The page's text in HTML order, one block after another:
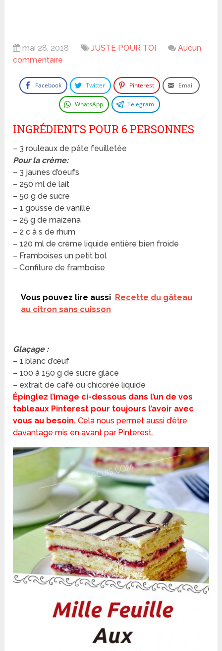
mai 28, 2018 JUSTE POUR TOI
Aucun
commentaire
Facebook Twitter Pinterest Email
WhatsApp Telegram
INGRÉDIENTS POUR 6 PERSONNES
– 3 rouleaux de pâte feuilletée
Pour la crème:
– 3 jaunes d’oeufs
– 250 ml de lait
– 50 g de sucre
– 1 gousse de vanille
– 25 g de maïzena
– 2 c à s de rhum
– 120 ml de crème liquide entière bien froide
– Framboises un petit bol
– Confiture de framboise
Vous pouvez lire aussi Recette du gâteau
au citron sans cuisson
Glaçage :
– 1 blanc d’œuf
– 100 à 150 g de sucre glace
– extrait de café ou chicorée liquide
Épinglez l’image ci-dessous dans l’un de vos
tableaux Pinterest pour toujours l’avoir avec
vous au besoin.Cela nous permet aussi d’être
davantage mis en avant par Pinterest.